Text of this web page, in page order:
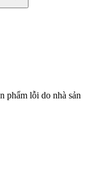
phẩm lỗi do nhà sản